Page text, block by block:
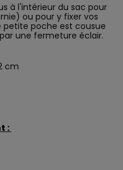
à l'intérieur du sac pour
ou pour y fixer vos
petite poche est cousue
une fermeture éclair.
cm
: